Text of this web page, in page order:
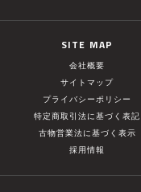
SITE MAP
会社概要
サイトマップ
プライバシーポリシー
特定商取引法に基づく表記
古物営業法に基づく表示
採用情報